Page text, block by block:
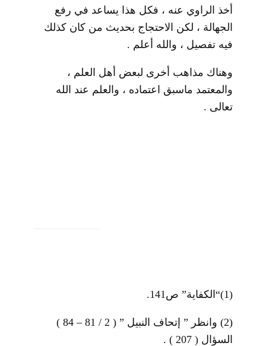
أخذ الراوي عنه ، فكل هذا يساعد في رفع
الجهالة ، لكن الاحتجاج بحديث من كان كذلك
فيه تفصيل ، والله أعلم .
وهناك مذاهب أخرى لبعض أهل العلم ،
والمعتمد ماسبق اعتماده ، والعلم عند الله
تعالى .
(1) “الكفاية” ص141.
(2)
وانظر ” إتحاف النبيل ” ( 2 / 81 – 84 )
السؤال ( 207 ) .